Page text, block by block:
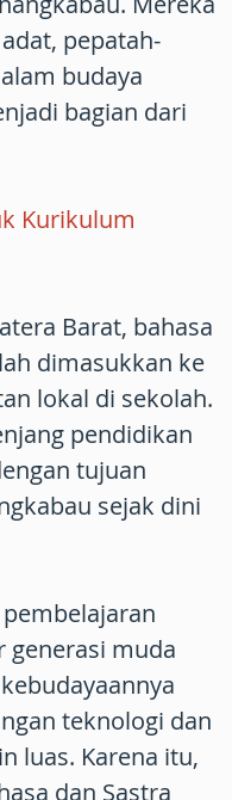
pepatah-
budaya
bagian dari
Kurikulum
Barat, bahasa
dimasukkan ke
lokal di sekolah.
pendidikan
tujuan
sejak dini
generasi muda
teknologi dan
luas. Karena itu,
dan Sastra